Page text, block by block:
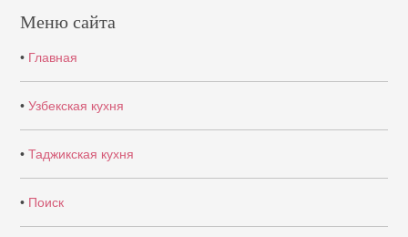
Меню сайта
• Главная
•Узбекская кухня
•Таджикская кухня
• Поиск